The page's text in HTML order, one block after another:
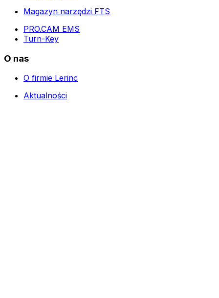
Magazyn narzędzi FTS
PRO.CAM EMS
Turn-Key
O nas
O firmie Lerinc
Aktualności